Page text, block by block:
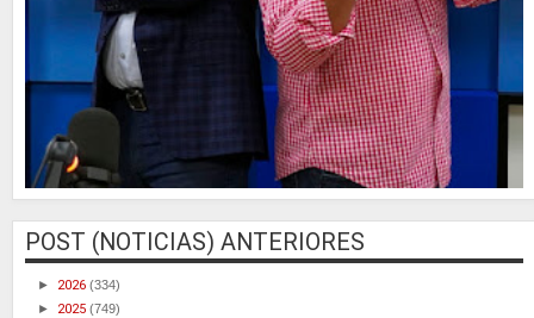
POST (NOTICIAS) ANTERIORES
► 2026 (334)
► 2025 (749)